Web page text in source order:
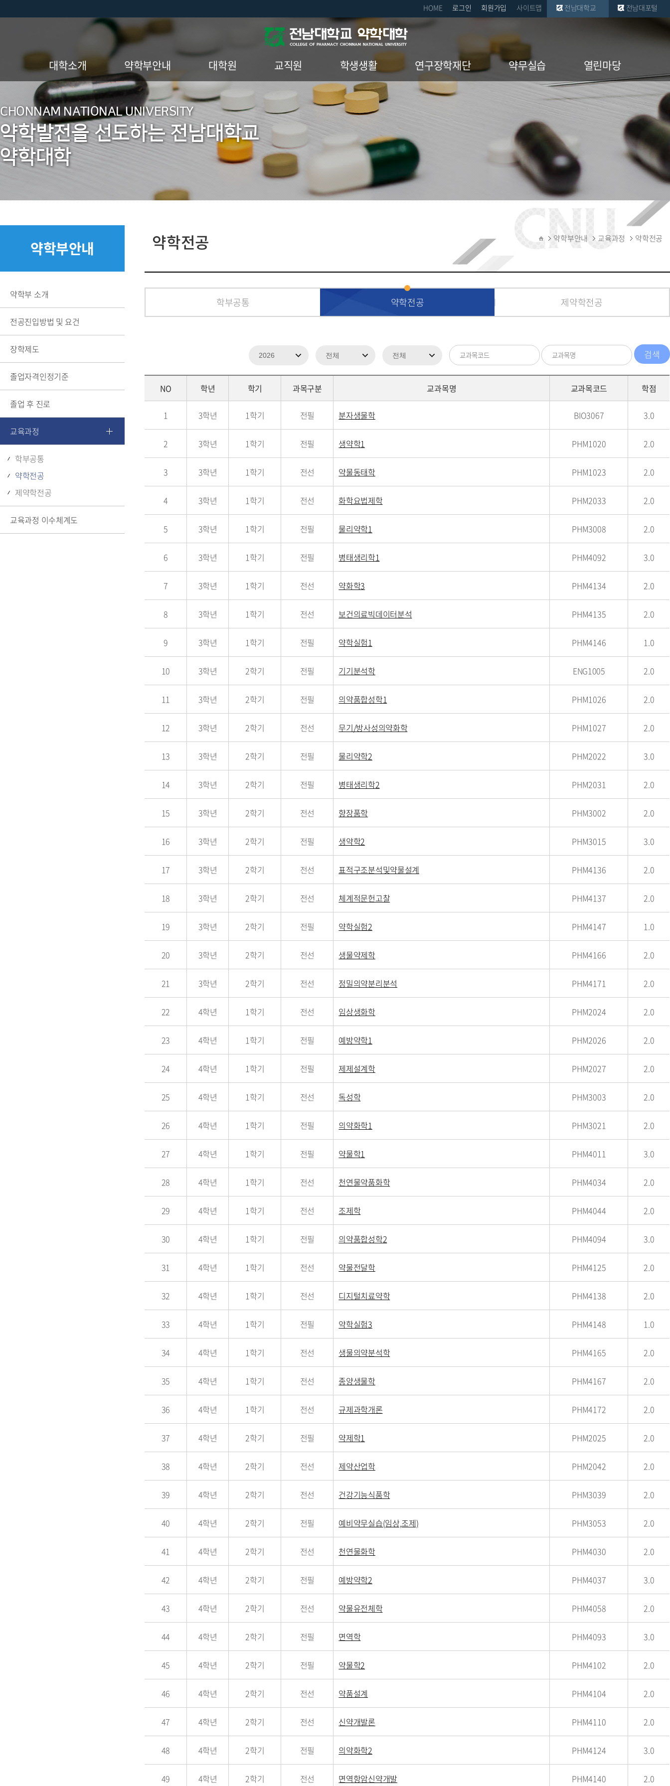
HOME 로그인 회원가입 사이트맵 전남대학교 전남대포털
대학소개
인사말
교육 미션, 비전,
핵심가치
연혁
현황
부속시설
약학부안내
약학부 소개
전공진입방법 및 요건
장학제도
졸업자격인정기준
졸업 후 진로
교육과정
대학원
입학안내
교육과정
약학과 내규
Graduate Admission
교직원
교수
직원
조교
명예교수
학생생활
학생회
동아리
소모임
연구장학재단
연구장학재단
연구장학재단 공고
약무실습
실무실습소개
실무실습 게시판
열린마당
공지사항
학부자료실
대학원자료실
취업자료실
학교소식
공동기기 예약
CHONNAM NATIONAL UNIVERSITY
약학발전을 선도하는 전남대학교
약학대학
약학부안내
약학부 소개
전공진입방법 및 요건
장학제도
장학일반
교내장학금
교외장학금
졸업자격인정기준
졸업 후 진로
교육과정
학부공통
약학전공
제약학전공
교육과정 이수체계도
약학부안내 교육과정 약학전공
약학전공
학부공통 약학전공 제약학전공
NO 학년 학기 과목구분 교과목명 교과목코드 학점
1 3학년 1학기 전필 분자생물학 BIO3067 3.0
2 3학년 1학기 전필 생약학1 PHM1020 2.0
3 3학년 1학기 전선 약물동태학 PHM1023 2.0
4 3학년 1학기 전선 화학요법제학 PHM2033 2.0
5 3학년 1학기 전필 물리약학1 PHM3008 2.0
6 3학년 1학기 전필 병태생리학1 PHM4092 3.0
7 3학년 1학기 전선 약화학3 PHM4134 2.0
8 3학년 1학기 전선 보건의료빅데이터분석 PHM4135 2.0
9 3학년 1학기 전필 약학실험1 PHM4146 1.0
10 3학년 2학기 전필 기기분석학 ENG1005 2.0
11 3학년 2학기 전필 의약품합성학1 PHM1026 2.0
12 3학년 2학기 전선 무기/방사성의약화학 PHM1027 2.0
13 3학년 2학기 전필 물리약학2 PHM2022 3.0
14 3학년 2학기 전필 병태생리학2 PHM2031 2.0
15 3학년 2학기 전선 향장품학 PHM3002 2.0
16 3학년 2학기 전필 생약학2 PHM3015 3.0
17 3학년 2학기 전선 표적구조분석및약물설계 PHM4136 2.0
18 3학년 2학기 전선 체계적문헌고찰 PHM4137 2.0
19 3학년 2학기 전필 약학실험2 PHM4147 1.0
20 3학년 2학기 전선 생물약제학 PHM4166 2.0
21 3학년 2학기 전선 정밀의약분리분석 PHM4171 2.0
22 4학년 1학기 전선 임상생화학 PHM2024 2.0
23 4학년 1학기 전필 예방약학1 PHM2026 2.0
24 4학년 1학기 전필 제제설계학 PHM2027 2.0
25 4학년 1학기 전선 독성학 PHM3003 2.0
26 4학년 1학기 전필 의약화학1 PHM3021 2.0
27 4학년 1학기 전필 약물학1 PHM4011 3.0
28 4학년 1학기 전선 천연물약품화학 PHM4034 2.0
29 4학년 1학기 전선 조제학 PHM4044 2.0
30 4학년 1학기 전필 의약품합성학2 PHM4094 3.0
31 4학년 1학기 전선 약물전달학 PHM4125 2.0
32 4학년 1학기 전선 디지털치료약학 PHM4138 2.0
33 4학년 1학기 전필 약학실험3 PHM4148 1.0
34 4학년 1학기 전선 생물의약분석학 PHM4165 2.0
35 4학년 1학기 전선 종양생물학 PHM4167 2.0
36 4학년 1학기 전선 규제과학개론 PHM4172 2.0
37 4학년 2학기 전필 약제학1 PHM2025 2.0
38 4학년 2학기 전선 제약산업학 PHM2042 2.0
39 4학년 2학기 전선 건강기능식품학 PHM3039 2.0
40 4학년 2학기 전필 예비약무실습(임상,조제) PHM3053 2.0
41 4학년 2학기 전선 천연물화학 PHM4030 2.0
42 4학년 2학기 전필 예방약학2 PHM4037 3.0
43 4학년 2학기 전선 약물유전체학 PHM4058 2.0
44 4학년 2학기 전필 면역학 PHM4093 3.0
45 4학년 2학기 전필 약물학2 PHM4102 2.0
46 4학년 2학기 전선 약품설계 PHM4104 2.0
47 4학년 2학기 전선 신약개발론 PHM4110 2.0
48 4학년 2학기 전필 의약화학2 PHM4124 3.0
49 4학년 2학기 전선 면역항암신약개발 PHM4140 2.0